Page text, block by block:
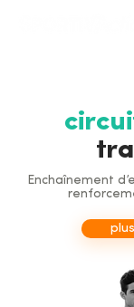
Enchaînement